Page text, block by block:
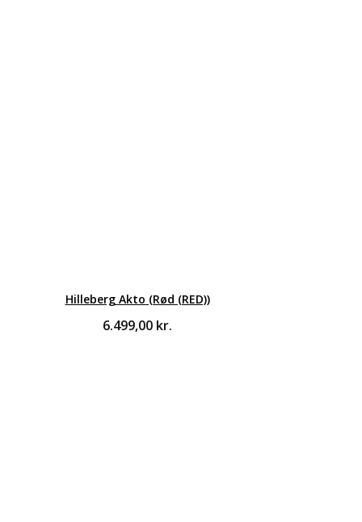
Hilleberg Akto (Rød (RED))
6.499,00 kr.